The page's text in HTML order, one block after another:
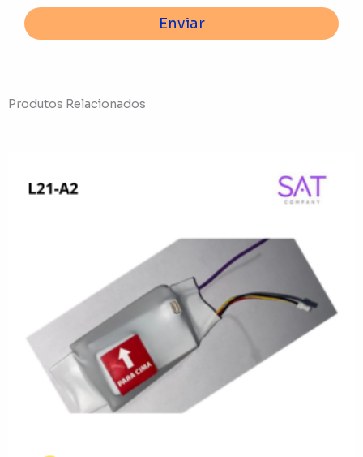
Enviar
Produtos Relacionados